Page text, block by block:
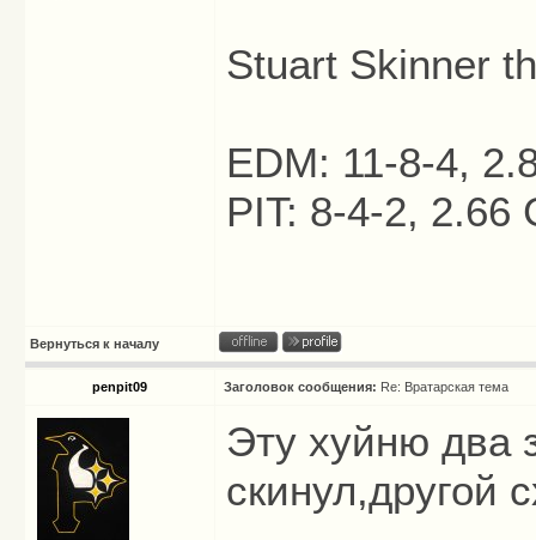
Stuart Skinner
EDM: 11-8-4,
PIT: 8-4-2, 2.66
Вернуться к началу
penpit09 Заголовок сообщения: Re: Вратарская тема
Эту хуйню два
скинул,другой